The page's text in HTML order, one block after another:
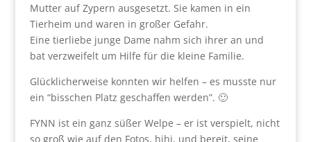
Mutter auf Zypern ausgesetzt. Sie kamen in ein
Tierheim und waren in großer Gefahr.
Eine tierliebe junge Dame nahm sich ihrer an und
bat verzweifelt um Hilfe für die kleine Familie.
Glücklicherweise konnten wir helfen – es musste nur
ein “bisschen Platz geschaffen werden”. 🙂
FYNN ist ein ganz süßer Welpe – er ist verspielt, nicht
so groß wie auf den Fotos, hihi, und bereit, seine